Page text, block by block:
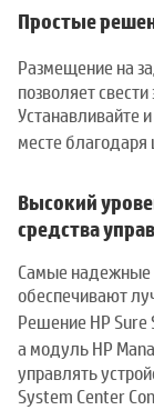
Простые
Размещение на
позволяет
Устанавливайте
месте благодаря
Высокий
средства
Самые надежные
обеспечивают
Решение HP Sure
а модуль HP
управлять
System Center